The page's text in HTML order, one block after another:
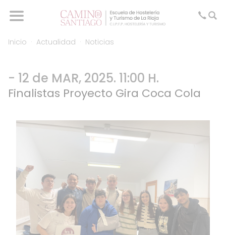
Inicio Actualidad Noticias
- 12 de MAR, 2025. 11:00 H.
Finalistas Proyecto Gira Coca Cola